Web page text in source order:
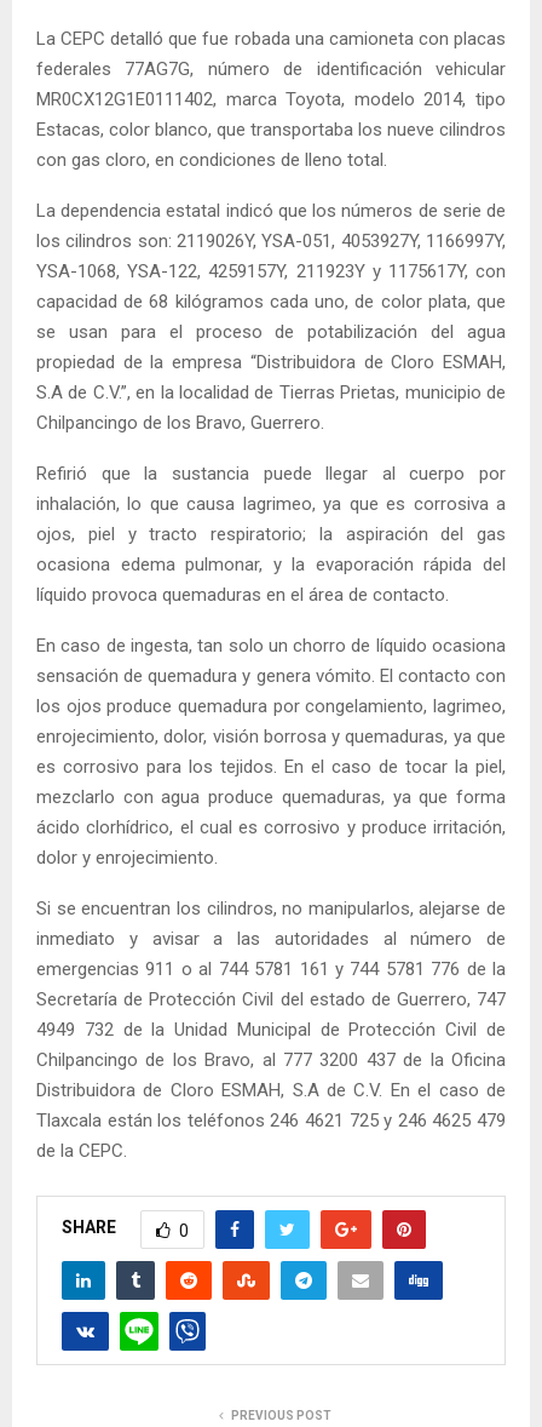
La CEPC detalló que fue robada una camioneta con placas
federales 77AG7G, número de identificación vehicular
MR0CX12G1E0111402, marca Toyota, modelo 2014, tipo
Estacas, color blanco, que transportaba los nueve cilindros
con gas cloro, en condiciones de lleno total.
La dependencia estatal indicó que los números de serie de
los cilindros son: 2119026Y, YSA-051, 4053927Y, 1166997Y,
YSA-1068, YSA-122, 4259157Y, 211923Y y 1175617Y, con
capacidad de 68 kilógramos cada uno, de color plata, que
se usan para el proceso de potabilización del agua
propiedad de la empresa “Distribuidora de Cloro ESMAH,
S.A de C.V.”, en la localidad de Tierras Prietas, municipio de
Chilpancingo de los Bravo, Guerrero.
Refirió que la sustancia puede llegar al cuerpo por
inhalación, lo que causa lagrimeo, ya que es corrosiva a
ojos, piel y tracto respiratorio; la aspiración del gas
ocasiona edema pulmonar, y la evaporación rápida del
líquido provoca quemaduras en el área de contacto.
En caso de ingesta, tan solo un chorro de líquido ocasiona
sensación de quemadura y genera vómito. El contacto con
los ojos produce quemadura por congelamiento, lagrimeo,
enrojecimiento, dolor, visión borrosa y quemaduras, ya que
es corrosivo para los tejidos. En el caso de tocar la piel,
mezclarlo con agua produce quemaduras, ya que forma
ácido clorhídrico, el cual es corrosivo y produce irritación,
dolor y enrojecimiento.
Si se encuentran los cilindros, no manipularlos, alejarse de
inmediato y avisar a las autoridades al número de
emergencias 911 o al 744 5781 161 y 744 5781 776 de la
Secretaría de Protección Civil del estado de Guerrero, 747
4949 732 de la Unidad Municipal de Protección Civil de
Chilpancingo de los Bravo, al 777 3200 437 de la Oficina
Distribuidora de Cloro ESMAH, S.A de C.V. En el caso de
Tlaxcala están los teléfonos 246 4621 725 y 246 4625 479
de la CEPC.
SHARE 0
PREVIOUS POST